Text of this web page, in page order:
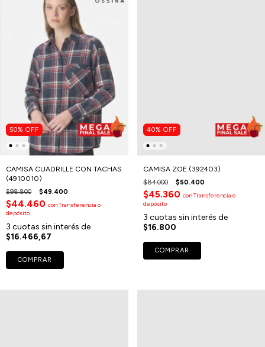
50% OFF
CAMISA CUADRILLE CON TACHAS
(4910010)
$98.800 $49.400
$44.460 conTransferencia o
depósito
3 cuotas sin interés de
$16.466,67
COMPRAR
40% OFF
CAMISA ZOE (392403)
$84.000 $50.400
$45.360 conTransferencia o
depósito
3 cuotas sin interés de
$16.800
COMPRAR